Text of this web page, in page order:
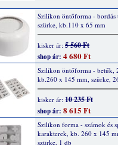
Szilikon öntőforma - bordás
szürke, kb.110 x 65 mm
kisker ár: 5 560 Ft
shop ár: 4 680 Ft
Szilikon öntőforma - betűk,
kb.260 x 145 mm, szürke,
kisker ár: 10 235 Ft
shop ár: 8 615 Ft
Szilikon forma - számok és
karakterek, kb. 260 x 145
szürke, 1 db